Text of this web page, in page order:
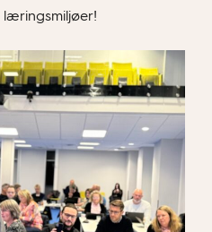
læringsmiljøer!